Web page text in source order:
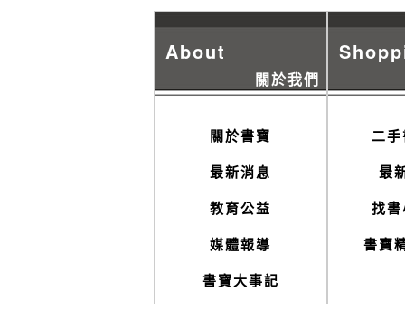
About
關於我們
關於書寶
最新消息
教育公益
媒體報導
書寶大事記
二
最
找
書寶